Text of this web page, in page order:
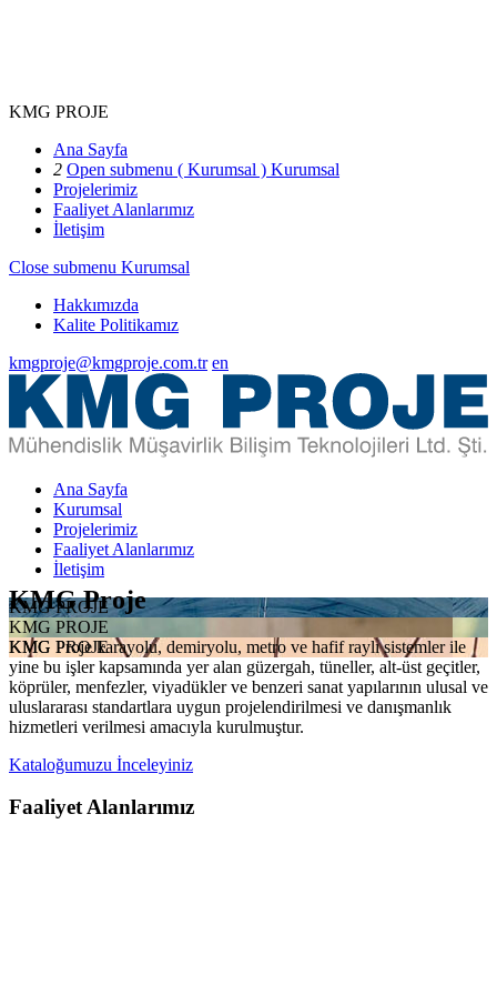
KMG PROJE
Ana Sayfa
2 Open submenu ( Kurumsal ) Kurumsal
Projelerimiz
Faaliyet Alanlarımız
İletişim
Close submenu Kurumsal
Hakkımızda
Kalite Politikamız
kmgproje@kmgproje.com.tr en
Ana Sayfa
Kurumsal
Projelerimiz
Faaliyet Alanlarımız
İletişim
KMG PROJE
KMG PROJE
KMG PROJE
KMG Proje
KMG Proje karayolu, demiryolu, metro ve hafif raylı sistemler ile
yine bu işler kapsamında yer alan güzergah, tüneller, alt-üst geçitler,
köprüler, menfezler, viyadükler ve benzeri sanat yapılarının ulusal ve
uluslararası standartlara uygun projelendirilmesi ve danışmanlık
hizmetleri verilmesi amacıyla kurulmuştur.
Kataloğumuzu İnceleyiniz
Faaliyet Alanlarımız